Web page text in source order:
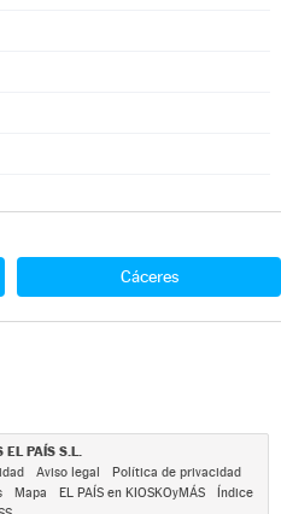
Cáceres
EL PAÍS S.L.
Aviso legal
Política de privacidad
Mapa EL PAÍS en KIOSKOyMÁS
Índice